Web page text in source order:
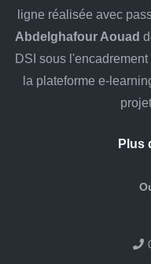
ligne réalisée avec
Abdelghafour Aouad
DSI sous
la plateforme e-
Plus